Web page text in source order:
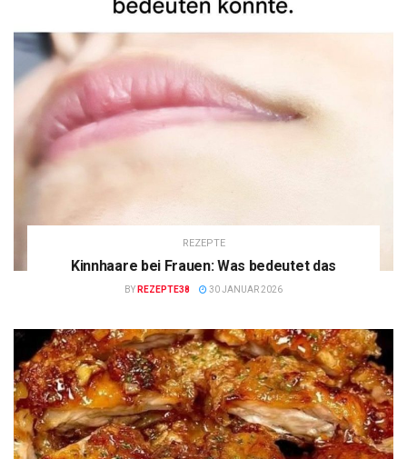
REZEPTE
Kinnhaare bei Frauen: Was bedeutet das
BY REZEPTE38 30 JANUAR 2026